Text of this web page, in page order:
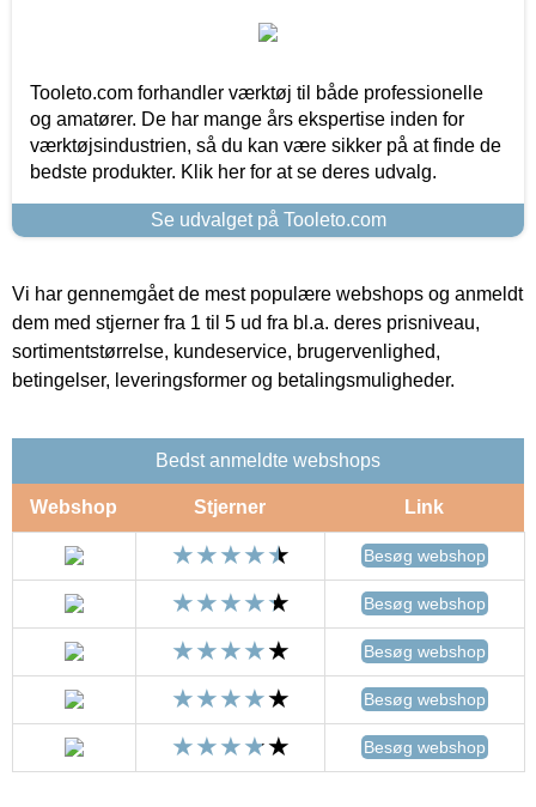
Tooleto.com forhandler værktøj til både professionelle
og amatører. De har mange års ekspertise inden for
værktøjsindustrien, så du kan være sikker på at finde de
bedste produkter. Klik her for at se deres udvalg.
Se udvalget på Tooleto.com
Vi har gennemgået de mest populære webshops og anmeldt
dem med stjerner fra 1 til 5 ud fra bl.a. deres prisniveau,
sortimentstørrelse, kundeservice, brugervenlighed,
betingelser, leveringsformer og betalingsmuligheder.
Bedst anmeldte webshops
Webshop Stjerner Link
Besøg webshop
Besøg webshop
Besøg webshop
Besøg webshop
Besøg webshop